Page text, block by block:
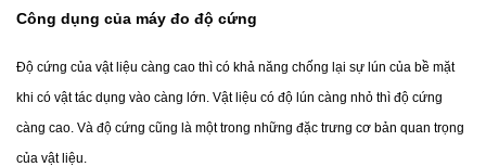
Công dụng của máy đo độ cứng
Độ cứng của vật liệu càng cao thì có khả năng chống lại sự lún của bề mặt
khi có vật tác dụng vào càng lớn. Vật liệu có độ lún càng nhỏ thì độ cứng
càng cao. Và độ cứng cũng là một trong những đặc trưng cơ bản quan trọng
của vật liệu.